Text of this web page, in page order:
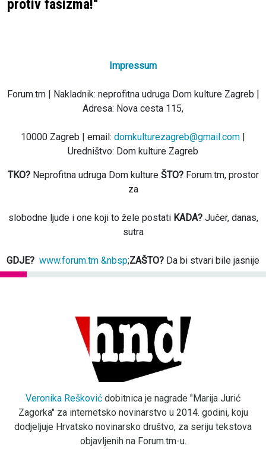
protiv fašizma!“
Impressum
Forum.tm | Nakladnik: neprofitna udruga Dom kulture Zagreb |
Adresa: Nova cesta 115,
10000 Zagreb | email: domkulturezagreb@gmail.com |
Uredništvo: Dom kulture Zagreb
TKO?Neprofitna udruga Dom kulture ŠTO?Forum.tm, prostor
za
slobodne ljude i one koji to žele postati KADA?Jučer, danas,
sutra
GDJE? www.forum.tm &nbsp;ZAŠTO? Da bi stvari bile jasnije
Veronika Rešković dobitnica je nagrade "Marija Jurić
Zagorka" za internetsko novinarstvo u 2014. godini, koju
dodjeljuje Hrvatsko novinarsko društvo, za seriju tekstova
objavljenih na Forum.tm-u.